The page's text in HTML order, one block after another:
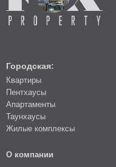
Городская:
Квартиры
Пентхаусы
Апартаменты
Таунхаусы
Жилые комплексы
О компании